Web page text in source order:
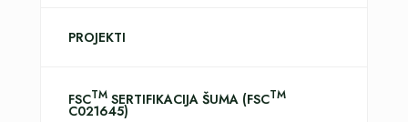
PROJEKTI
FSCTM SERTIFIKACIJA ŠUMA (FSCTM
C021645)